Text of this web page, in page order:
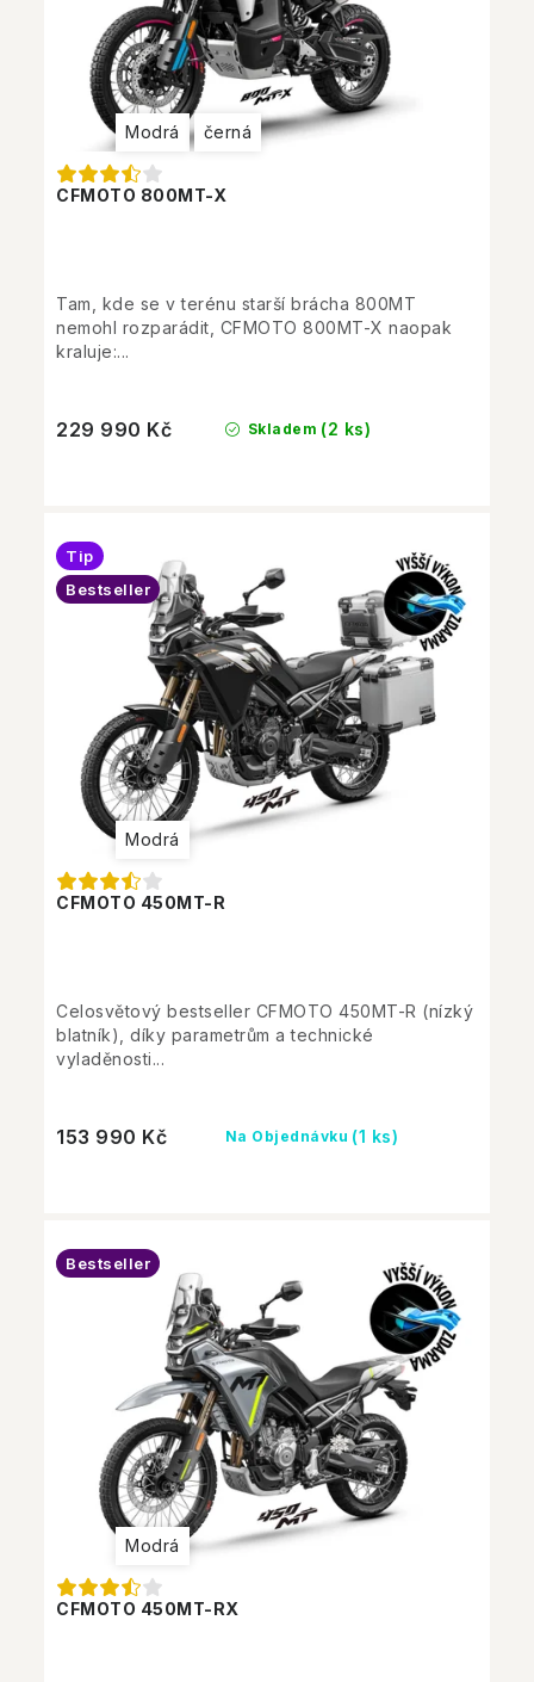
CFMOTO 800MT-X
Modrá černá
Skladem (2 ks)
229 990 Kč
Tam, kde se v terénu starší brácha 800MT
nemohl rozparádit, CFMOTO 800MT-X naopak
kraluje:...
CFMOTO 450MT-R
Tip
Bestseller
Modrá
Na Objednávku (1 ks)
153 990 Kč
Celosvětový bestseller CFMOTO 450MT-R (nízký
blatník), díky parametrům a technické
vyladěnosti...
CFMOTO 450MT-RX
Bestseller
Modrá